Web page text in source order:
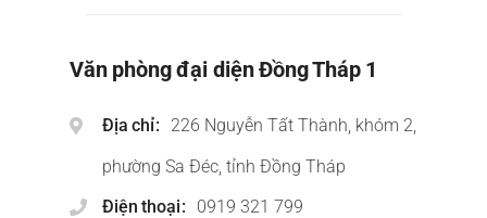
Văn phòng đại diện Đồng Tháp 1
Địa chỉ
226 Nguyễn Tất Thành, khóm 2,
phường Sa Đéc, tỉnh Đồng Tháp
Điện thoại
0919 321 799